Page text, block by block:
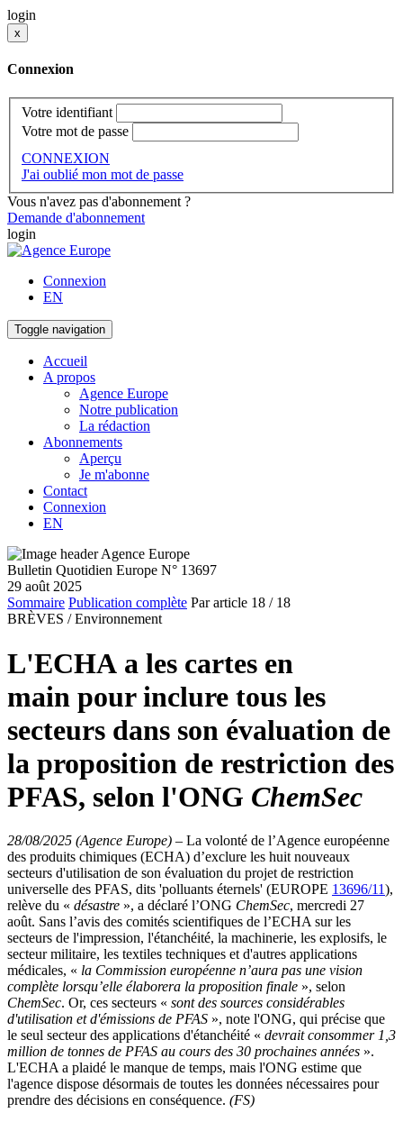
login
x
Connexion
Votre identifiant
Votre mot de passe
CONNEXION
J'ai oublié mon mot de passe
Vous n'avez pas d'abonnement ?
Demande d'abonnement
login
Connexion
EN
Toggle navigation
Accueil
A propos
Agence Europe
Notre publication
La rédaction
Abonnements
Aperçu
Je m'abonne
Contact
Connexion
EN
Bulletin Quotidien Europe N° 13697
29 août 2025
Sommaire Publication complète Par article 18 / 18
BRÈVES / Environnement
L'ECHA a les cartes en
main pour inclure tous les
secteurs dans son évaluation de
la proposition de restriction des
PFAS, selon l'ONG ChemSec
28/08/2025 (Agence Europe) – La volonté de l’Agence européenne
des produits chimiques (ECHA) d’exclure les huit nouveaux
secteurs d'utilisation de son évaluation du projet de restriction
universelle des PFAS, dits 'polluants éternels' (EUROPE 13696/11),
relève du « désastre », a déclaré l’ONG ChemSec, mercredi 27
août. Sans l’avis des comités scientifiques de l’ECHA sur les
secteurs de l'impression, l'étanchéité, la machinerie, les explosifs, le
secteur militaire, les textiles techniques et d'autres applications
médicales, « la Commission européenne n’aura pas une vision
complète lorsqu’elle élaborera la proposition finale », selon
ChemSec. Or, ces secteurs « sont des sources considérables
d'utilisation et d'émissions de PFAS », note l'ONG, qui précise que
le seul secteur des applications d'étanchéité « devrait consommer 1,3
million de tonnes de PFAS au cours des 30 prochaines années ».
L'ECHA a plaidé le manque de temps, mais l'ONG estime que
l'agence dispose désormais de toutes les données nécessaires pour
prendre des décisions en conséquence. (FS)